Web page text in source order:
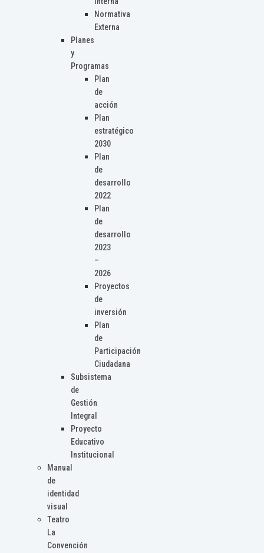
Normativa
Externa
Planes
y
Programas
Plan
de
acción
Plan
estratégico
2030
Plan
de
desarrollo
2022
Plan
de
desarrollo
2023
–
2026
Proyectos
de
inversión
Plan
de
Participación
Ciudadana
Subsistema
de
Gestión
Integral
Proyecto
Educativo
Institucional
Manual
de
identidad
visual
Teatro
La
Convención